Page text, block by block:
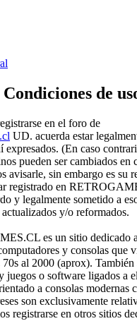
de
en el foro de
UD. acuerda estar
expresados. (En caso
pueden ser cambiados en
avisarle, sin embargo es su
registrado en
y legalmente sometido a
y/o reformados.
es un sitio dedicado
y consolas que
al 2000 (aprox).
juegos o software ligados a
a consolas modernas
son exclusivamente
registrarse en otros sitios